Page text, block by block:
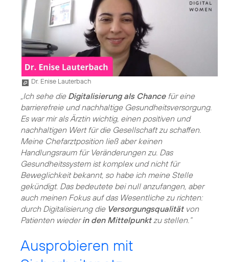
Dr. Enise Lauterbach
„Ich sehe die Digitalisierung als Chancefür eine
barrierefreie und nachhaltige Gesundheitsversorgung.
Es war mir als Ärztin wichtig, einen positiven und
nachhaltigen Wert für die Gesellschaft zu schaffen.
Meine Chefarztposition ließ aber keinen
Handlungsraum für Veränderungen zu. Das
Gesundheitssystem ist komplex und nicht für
Beweglichkeit bekannt, so habe ich meine Stelle
gekündigt. Das bedeutete bei null anzufangen, aber
auch meinen Fokus auf das Wesentliche zu richten:
durch Digitalisierung die Versorgungsqualitätvon
Patienten wiederin den Mittelpunktzu stellen.“
Ausprobieren mit